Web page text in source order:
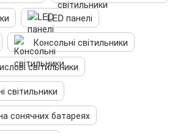
LED панелі
Консольні світильники
світильники
світильники
сонячних батареях